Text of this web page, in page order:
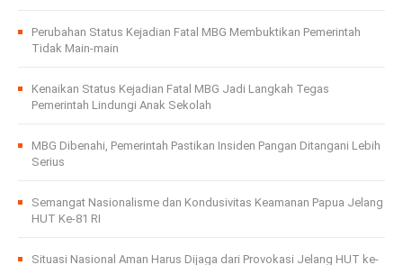
Perubahan Status Kejadian Fatal MBG Membuktikan Pemerintah
Tidak Main-main
Kenaikan Status Kejadian Fatal MBG Jadi Langkah Tegas
Pemerintah Lindungi Anak Sekolah
MBG Dibenahi, Pemerintah Pastikan Insiden Pangan Ditangani Lebih
Serius
Semangat Nasionalisme dan Kondusivitas Keamanan Papua Jelang
HUT Ke-81 RI
Situasi Nasional Aman Harus Dijaga dari Provokasi Jelang HUT ke-